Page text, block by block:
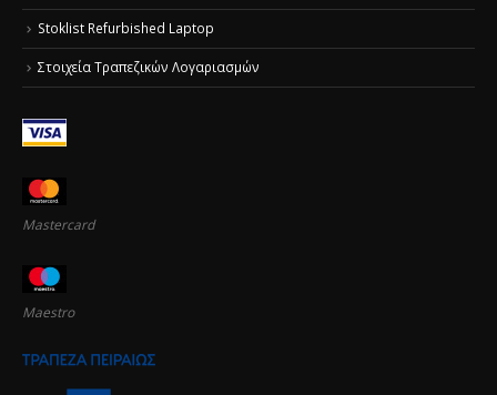
Stoklist Refurbished Laptop
Στοιχεία Τραπεζικών Λογαριασμών
Mastercard
Maestro